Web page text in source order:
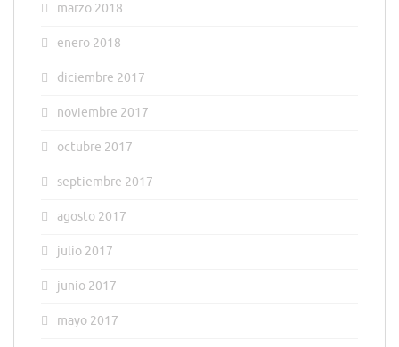
marzo 2018
enero 2018
diciembre 2017
noviembre 2017
octubre 2017
septiembre 2017
agosto 2017
julio 2017
junio 2017
mayo 2017